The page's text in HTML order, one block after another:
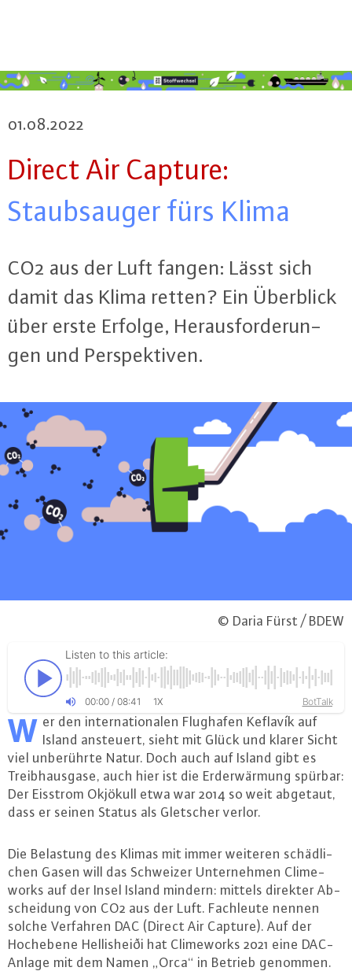
01.08.2022
Direct Air Capture:
Staub­sau­ger fürs Klima
CO2 aus der Luft fangen: Lässt sich
damit das Klima retten? Ein Überblick
über erste Erfolge, Her­aus­for­de­run­
gen und Per­spek­ti­ven.
© Daria Fürst / BDEW
Listen to this article:
00:00/ 08:41 1X BotTalk
W er den in­ter­na­tio­na­len Flughafen Keflavík auf
Island ansteuert, sieht mit Glück und klarer Sicht
viel un­be­rühr­te Natur. Doch auch auf Island gibt es
Treib­haus­ga­se, auch hier ist die Erd­er­wär­mung spürbar:
Der Eisstrom Okjökull etwa war 2014 so weit abgetaut,
dass er seinen Status als Gletscher verlor.
Die Belastung des Klimas mit immer weiteren schäd­li­
chen Gasen will das Schweizer Un­ter­neh­men Clime­
works auf der Insel Island mindern: mittels direkter Ab­
schei­dung von CO2 aus der Luft. Fachleute nennen
solche Verfahren DAC (Direct Air Capture). Auf der
Hochebene Hellisheiði hat Clime­works 2021 eine DAC-
An­la­ge mit dem Namen „Orca“ in Betrieb genommen.